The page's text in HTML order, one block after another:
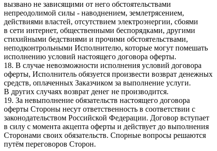
вызвано не зависящими от него обстоятельствами
непреодолимой силы - наводнением, землетрясением,
действиями властей, отсутствием электроэнергии, сбоями
в сети интернет, общественными беспорядками, другими
стихийными бедствиями и прочими обстоятельствами,
неподконтрольными Исполнителю, которые могут помешать
исполнению условий настоящего договора оферты.
18. В случае невозможности исполнения условий договора
оферты, Исполнитель обязуется произвести возврат денежных
средств, оплаченных Заказчиком за выполнение услуги.
В других случаях возврат денег не производится.
19. За невыполнение обязательств настоящего договора
оферты Стороны несут ответственность в соответствии с
законодательством Российской Федерации. Договор вступает
в силу с момента акцепта оферты и действует до выполнения
Сторонами своих обязательств. Спорные вопросы решаются
путём переговоров Сторон.